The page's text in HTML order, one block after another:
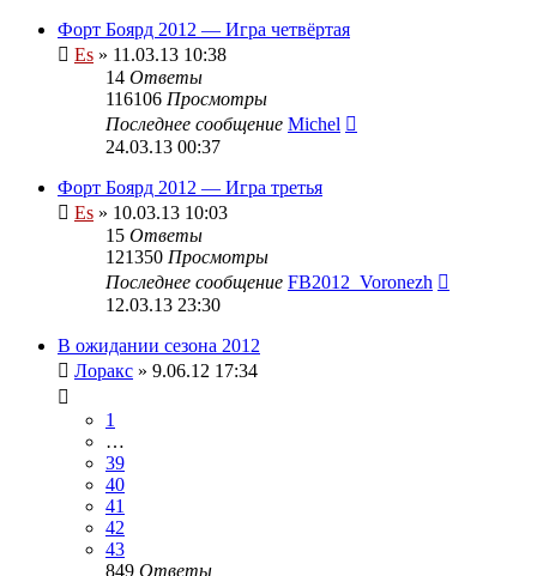
Форт Боярд 2012 — Игра четвёртая
Es » 11.03.13 10:38
14 Ответы
116106 Просмотры
Последнее сообщение Michel
24.03.13 00:37
Форт Боярд 2012 — Игра третья
Es » 10.03.13 10:03
15 Ответы
121350 Просмотры
Последнее сообщение FB2012_Voronezh
12.03.13 23:30
В ожидании сезона 2012
Лоракс » 9.06.12 17:34
1
…
39
40
41
42
43
849 Ответы